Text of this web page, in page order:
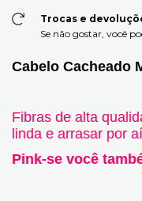
Trocas e
Se não gostar, você
Cabelo Cacheado
Fibras de alta
linda e arrasar por
Pink-se você